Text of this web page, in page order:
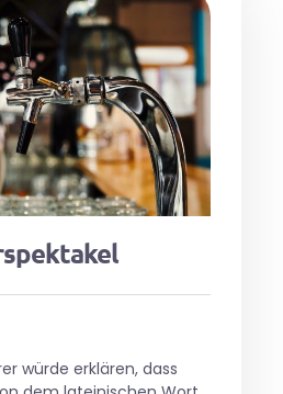
würde erklären, dass